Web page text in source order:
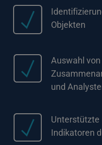
Objekten
Auswahl
und
Unterstützte
Indikatoren